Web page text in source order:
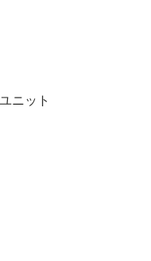
ニット